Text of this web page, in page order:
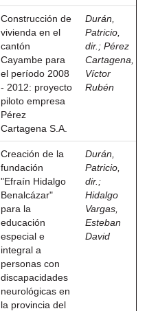
Construcción de
vivienda en el
cantón
Cayambe para
el período 2008
- 2012: proyecto
piloto empresa
Pérez
Cartagena S.A.
Durán,
Patricio,
dir. ; Pérez
Cartagena,
Víctor
Rubén
Creación de la
fundación
"Efraín Hidalgo
Benalcázar"
para la
educación
especial e
integral a
personas con
discapacidades
neurológicas en
la provincia del
Durán,
Patricio,
dir. ;
Hidalgo
Vargas,
Esteban
David